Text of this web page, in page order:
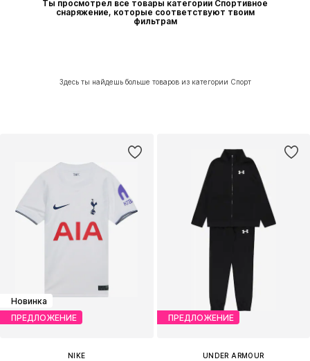
Ты просмотрел все товары категории Спортивное
снаряжение, которые соответствуют твоим
фильтрам
Здесь ты найдешь больше товаров из категории Спорт
Новинка
ПРЕДЛОЖЕНИЕ
NIKE
ПРЕДЛОЖЕНИЕ
UNDER ARMOUR